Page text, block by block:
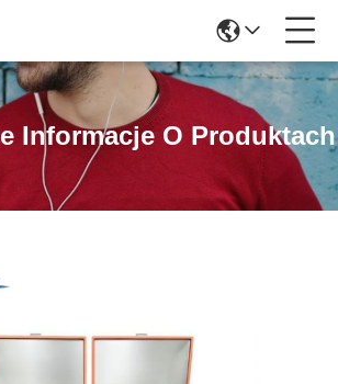
Informacje O Produktach